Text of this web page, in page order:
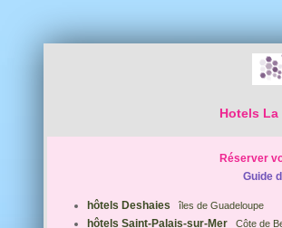
Hotels La
Réserver
Guide
hôtels Deshaies îles de Guadeloupe
hôtels Saint-Palais-sur-Mer Côte de